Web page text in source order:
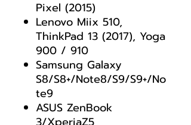
Pixel (2015)
Lenovo Miix 510,
ThinkPad 13 (2017), Yoga
900 / 910
Samsung Galaxy
S8/S8+/Note8/S9/S9+/No
te9
ASUS ZenBook